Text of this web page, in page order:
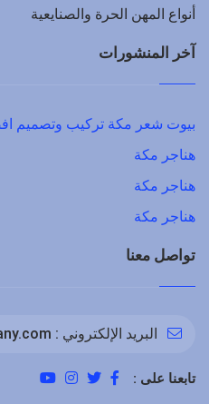
أنواع المهن الحرة والصنايعية
آخر المنشورات
بيوت شعر مكة تركيب وتصميم
هناجر مكة
هناجر مكة
هناجر مكة
تواصل معنا
البريد الإلكتروني :
تابعنا على :